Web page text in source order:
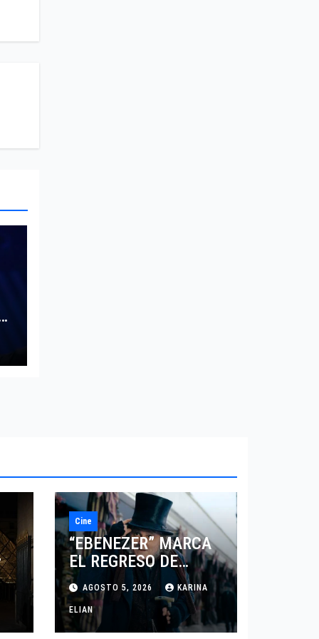
Cine
“EBENEZER” MARCA
EL REGRESO DE
JOHNNY DEPP A
HOLLYWOOD TRAS SU
PASO POR EL CINE
INDEPENDIENTE
AGOSTO 5, 2026 KARINA
ELIAN